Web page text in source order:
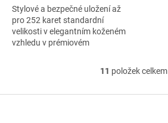
Stylové a bezpečné uložení až
pro 252 karet standardní
velikosti v elegantním koženém
vzhledu v prémiovém
Disney Lorcana a celoplošným
O
l
11 položek celkem